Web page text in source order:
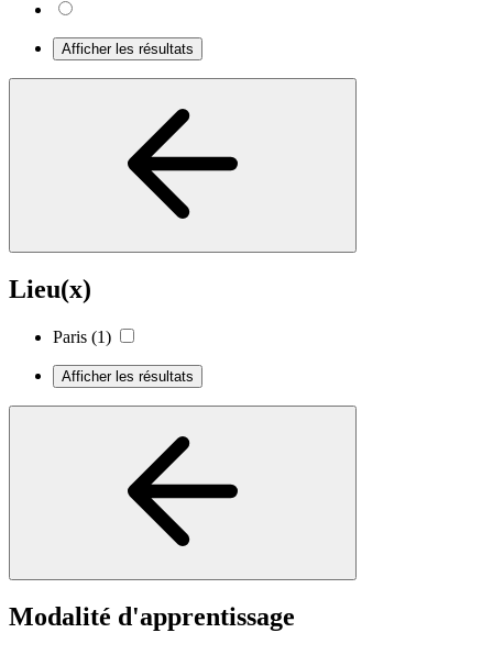
Afficher les résultats
Lieu(x)
Paris (1)
Afficher les résultats
Modalité d'apprentissage